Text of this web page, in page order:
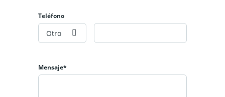
Teléfono
Otro
Mensaje*